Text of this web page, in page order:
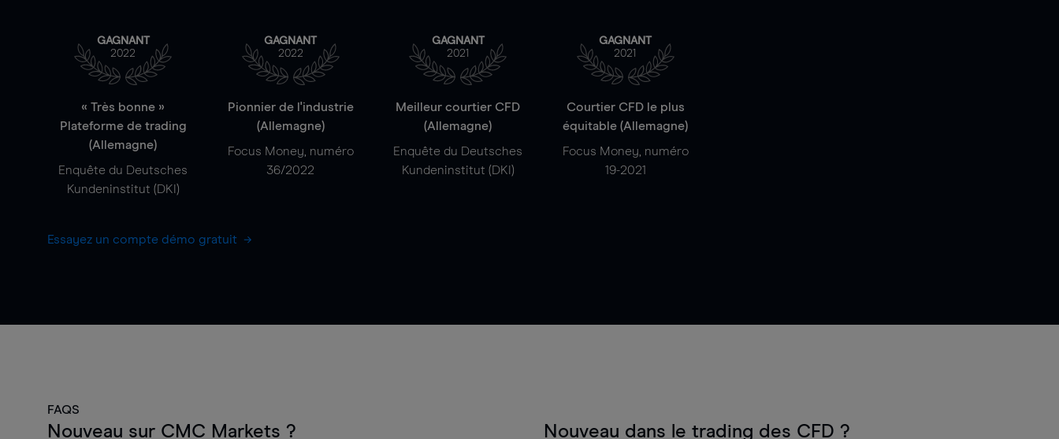
GAGNANT
2022
« Très bonne »
Plateforme de trading
(Allemagne)
Enquête du Deutsches
Kundeninstitut (DKI)
GAGNANT
2022
Pionnier de l'industrie
(Allemagne)
Focus Money, numéro
36/2022
GAGNANT
2021
Meilleur courtier CFD
(Allemagne)
Enquête du Deutsches
Kundeninstitut (DKI)
GAGNANT
2021
Courtier CFD le plus
équitable (Allemagne)
Focus Money, numéro
19-2021
Essayez un compte démo gratuit
FAQS
Nouveau sur CMC Markets ? Nouveau dans le trading des CFD ?